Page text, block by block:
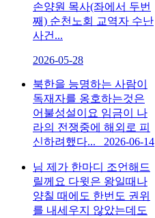
손양원 목사(좌에서 두번
째) 순천노회 교역자 수난
사건...
2026-05-28
북한을 능명하는 사람이
독재자를 옹호하는것은
어불성설이요 임금이 나
라의 전쟁중에 해외로 피
신하려했다...
2026-06-14
님 제가 한마디 조언해드
릴께요 다윗은 왕일때나
양칠 때에도 한번도 권위
를 내세우지 않았는데도